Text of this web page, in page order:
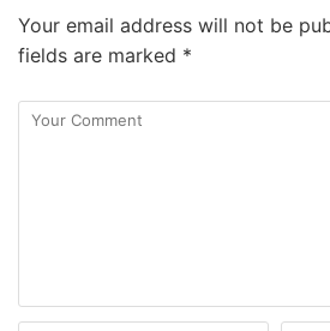
Your email address will not be
fields are marked *